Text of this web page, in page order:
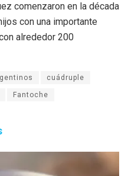
comenzaron en la década
con una importante
alrededor 200
cuádruple
Fantoche